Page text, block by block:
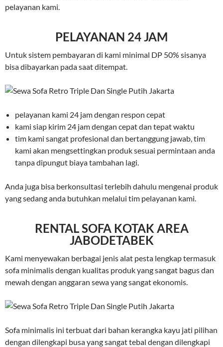
pelayanan kami.
PELAYANAN 24 JAM
Untuk sistem pembayaran di kami minimal DP 50% sisanya
bisa dibayarkan pada saat ditempat.
pelayanan kami 24 jam dengan respon cepat
kami siap kirim 24 jam dengan cepat dan tepat waktu
tim kami sangat profesional dan bertanggung jawab, tim
kami akan mengsettingkan produk sesuai permintaan anda
tanpa dipungut biaya tambahan lagi.
Anda juga bisa berkonsultasi terlebih dahulu mengenai produk
yang sedang anda butuhkan melalui tim pelayanan kami.
RENTAL SOFA KOTAK AREA
JABODETABEK
Kami menyewakan berbagai jenis alat pesta lengkap termasuk
sofa minimalis dengan kualitas produk yang sangat bagus dan
mewah dengan anggaran sewa yang sangat ekonomis.
Sofa minimalis ini terbuat dari bahan kerangka kayu jati pilihan
dengan dilengkapi busa yang sangat tebal dengan dilengkapi